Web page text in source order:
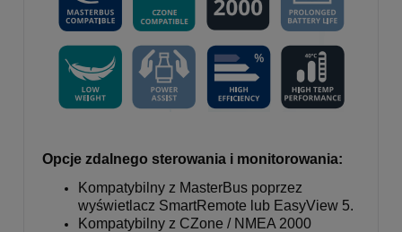
Opcje zdalnego sterowania i monitorowania:
Kompatybilny z MasterBus poprzez
wyświetlacz SmartRemote lub EasyView 5.
Kompatybilny z CZone / NMEA 2000